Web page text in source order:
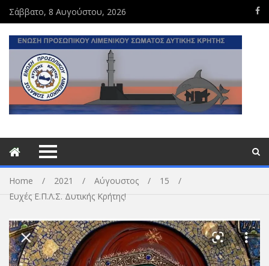
Σάββατο, 8 Αυγούστου, 2026
Home 2021 Αύγουστος
15
Ευχές Ε.Π.Λ.Σ. Δυτικής Κρήτης!